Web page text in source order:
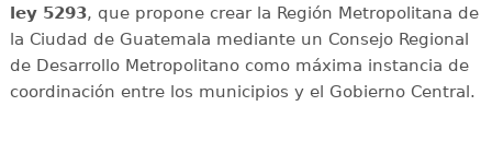
ley 5293, que propone crear la Región Metropolitana de
la Ciudad de Guatemala mediante un Consejo Regional
de Desarrollo Metropolitano como máxima instancia de
coordinación entre los municipios y el Gobierno Central.